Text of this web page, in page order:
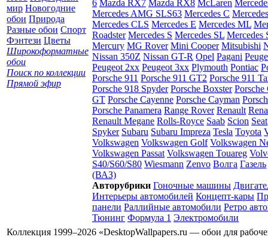
мир Новогодние
обои Природа
Разные обои Спорт
Фэнтези Цветы
Широкоформатные
обои
Поиск по коллекции
Прямой эфир
6 Mazda RX7 Mazda RX8 McLaren
Mercedes AMG SLS63 Mercedes C
Mercedes CLS Mercedes E Mercedes ML
Roadster Mercedes S Mercedes SL Mercedes
Mercury MG Rover Mini Cooper Mitsubishi
Nissan 350Z Nissan GT-R Opel Pagani
Peugeot 2xx Peugeot 3xx Plymouth Pontiac
Porsche 911 Porsche 911 GT2 Porsche 911
Porsche 918 Spyder Porsche Boxster Porsche
GT Porsche Cayenne Porsche Cayman
Porsche Panamera Range Rover Renault
Renault Megane Rolls-Royce Saab Scion Seat
Spyker Subaru Subaru Impreza Tesla Toyota
Volkswagen Volkswagen Golf Volkswagen
Volkswagen Passat Volkswagen Touareg
S40/S60/S80 Wiesmann Zenvo Волга Газель
(ВАЗ)
Авторубрики Гоночные машины
Интерьеры автомобилей Концепт-кары
панели Раллийные автомобили Ретро
Тюнинг Формула 1 Электромобили
Коллекция 1999–2026 «DesktopWallpapers.ru — обои для